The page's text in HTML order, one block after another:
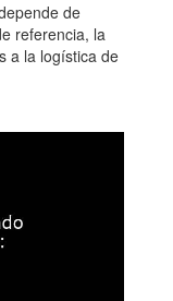
de
referencia, la
a la logística de